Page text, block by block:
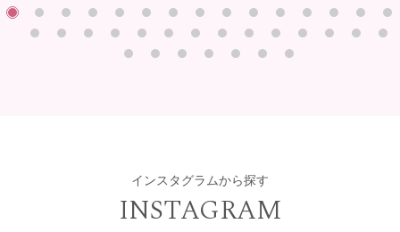
インスタグラムから探す
INSTAGRAM